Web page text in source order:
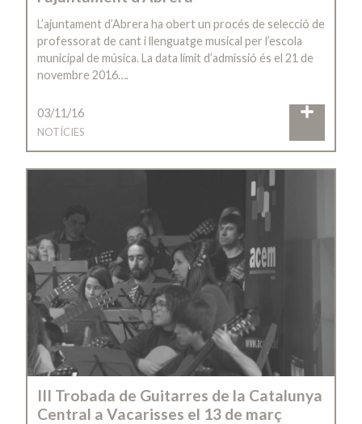
L’ajuntament d’Abrera ha obert un procés de selecció de
professorat de cant i llenguatge musical per l’escola
municipal de música. La data límit d’admissió és el 21 de
novembre 2016….
03/11/16
NOTÍCIES
III Trobada de Guitarres de la Catalunya
Central a Vacarisses el 13 de març